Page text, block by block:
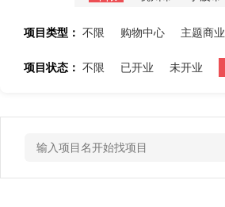
项目类型： 不限 购物中心 主题商业
项目状态： 不限 已开业 未开业